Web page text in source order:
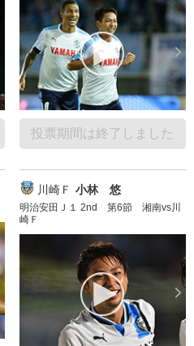
投票期間は終了しました
川崎Ｆ 小林 悠
明治安田Ｊ１ 2nd 第6節 湘南vs川
崎Ｆ